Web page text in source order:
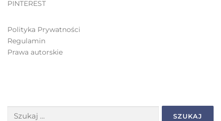
PINTEREST
Polityka Prywatności
Regulamin
Prawa autorskie